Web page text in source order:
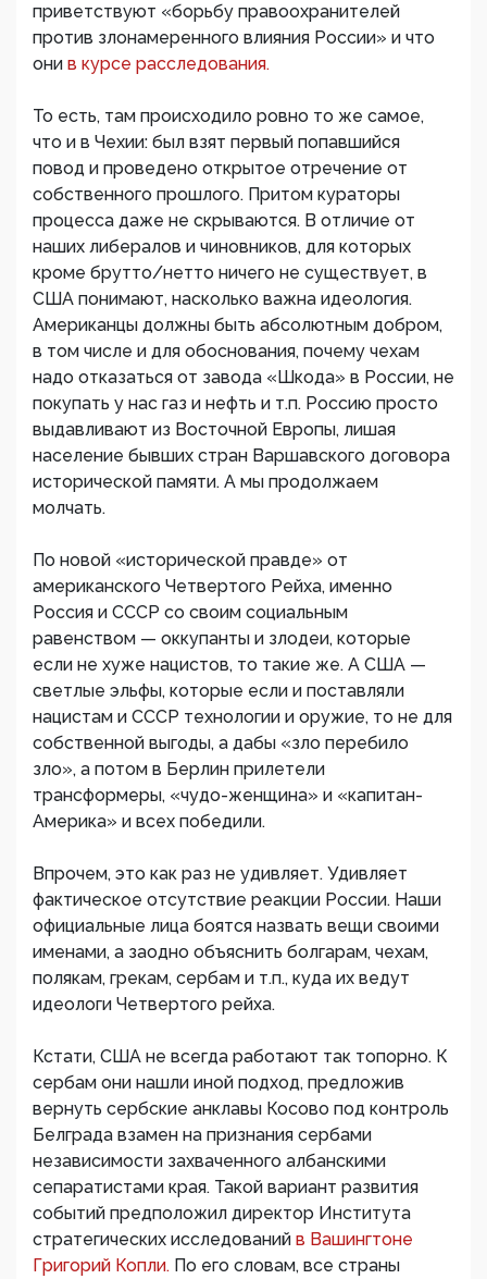
приветствуют «борьбу правоохранителей
против злонамеренного влияния России» и что
они в курсе расследования.
То есть, там происходило ровно то же самое,
что и в Чехии: был взят первый попавшийся
повод и проведено открытое отречение от
собственного прошлого. Притом кураторы
процесса даже не скрываются. В отличие от
наших либералов и чиновников, для которых
кроме брутто/нетто ничего не существует, в
США понимают, насколько важна идеология.
Американцы должны быть абсолютным добром,
в том числе и для обоснования, почему чехам
надо отказаться от завода «Шкода» в России, не
покупать у нас газ и нефть и т.п. Россию просто
выдавливают из Восточной Европы, лишая
население бывших стран Варшавского договора
исторической памяти. А мы продолжаем
молчать.
По новой «исторической правде» от
американского Четвертого Рейха, именно
Россия и СССР со своим социальным
равенством — оккупанты и злодеи, которые
если не хуже нацистов, то такие же. А США —
светлые эльфы, которые если и поставляли
нацистам и СССР технологии и оружие, то не для
собственной выгоды, а дабы «зло перебило
зло», а потом в Берлин прилетели
трансформеры, «чудо-женщина» и «капитан-
Америка» и всех победили.
Впрочем, это как раз не удивляет. Удивляет
фактическое отсутствие реакции России. Наши
официальные лица боятся назвать вещи своими
именами, а заодно объяснить болгарам, чехам,
полякам, грекам, сербам и т.п., куда их ведут
идеологи Четвертого рейха.
Кстати, США не всегда работают так топорно. К
сербам они нашли иной подход, предложив
вернуть сербские анклавы Косово под контроль
Белграда взамен на признания сербами
независимости захваченного албанскими
сепаратистами края. Такой вариант развития
событий предположил директор Института
стратегических исследований в Вашингтоне
Григорий Копли. По его словам, все страны